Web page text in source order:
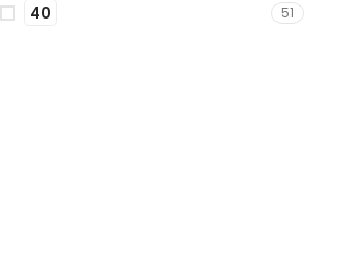
40 51